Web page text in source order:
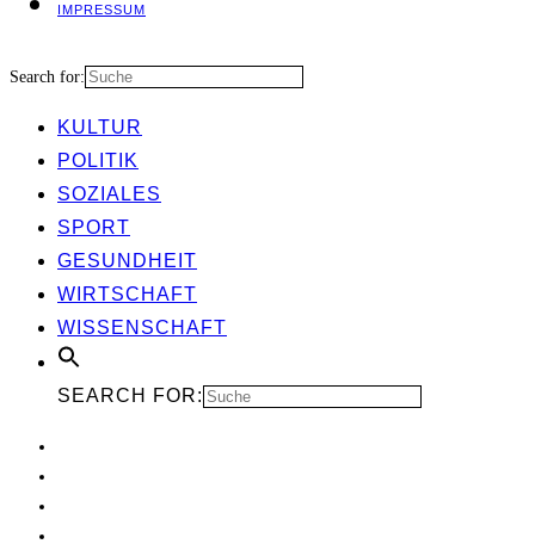
IMPRES­SUM
Search for:
KUL­TUR
POLI­TIK
SOZIA­LES
SPORT
GESUND­HEIT
WIRT­SCHAFT
WIS­SEN­SCHAFT
SEARCH FOR: